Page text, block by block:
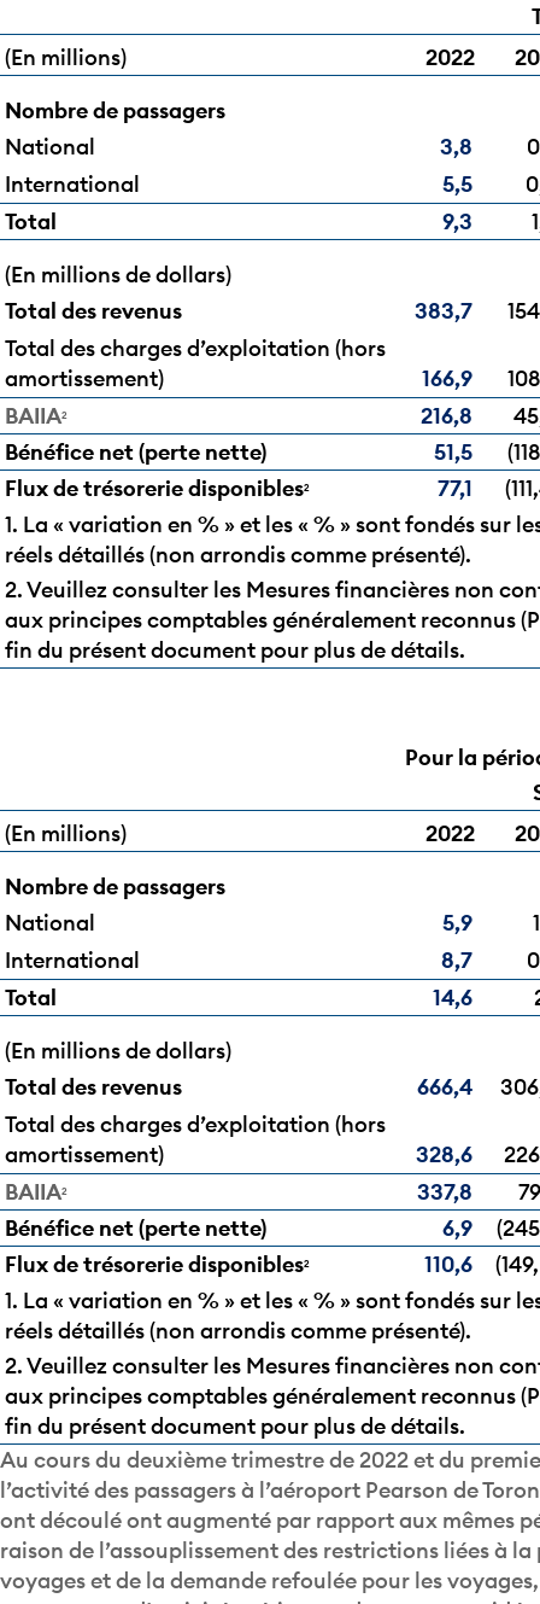
(En millions)
2022
Nombre de passagers
National
3,8
International
5,5
Total
9,3
(En millions de dollars)
Total des revenus
383,7
Total des charges d’exploitation (hors
amortissement)
166,9
BAIIA2 216,8
Bénéfice net (perte nette)
51,5
Flux de trésorerie disponibles2 77,1
1. La « variation en % » et les « % » sont fondés sur
réels détaillés (non arrondis comme présenté).
2. Veuillez consulter les Mesures financières non
aux principes comptables généralement reconnus
fin du présent document pour plus de détails.
Pour la
(En millions)
2022
Nombre de passagers
National
5,9
International
8,7
Total
14,6
(En millions de dollars)
Total des revenus
666,4
Total des charges d’exploitation (hors
amortissement)
328,6
BAIIA2 337,8
Bénéfice net (perte nette)
6,9
Flux de trésorerie disponibles2 110,6
1. La « variation en % » et les « % » sont fondés sur
réels détaillés (non arrondis comme présenté).
2. Veuillez consulter les Mesures financières non
aux principes comptables généralement reconnus
fin du présent document pour plus de détails.
Au cours du deuxième trimestre de 2022 et du
l’activité des passagers à l’aéroport Pearson de
ont découlé ont augmenté par rapport aux mêmes
raison de l’assouplissement des restrictions liées à
voyages et de la demande refoulée pour les